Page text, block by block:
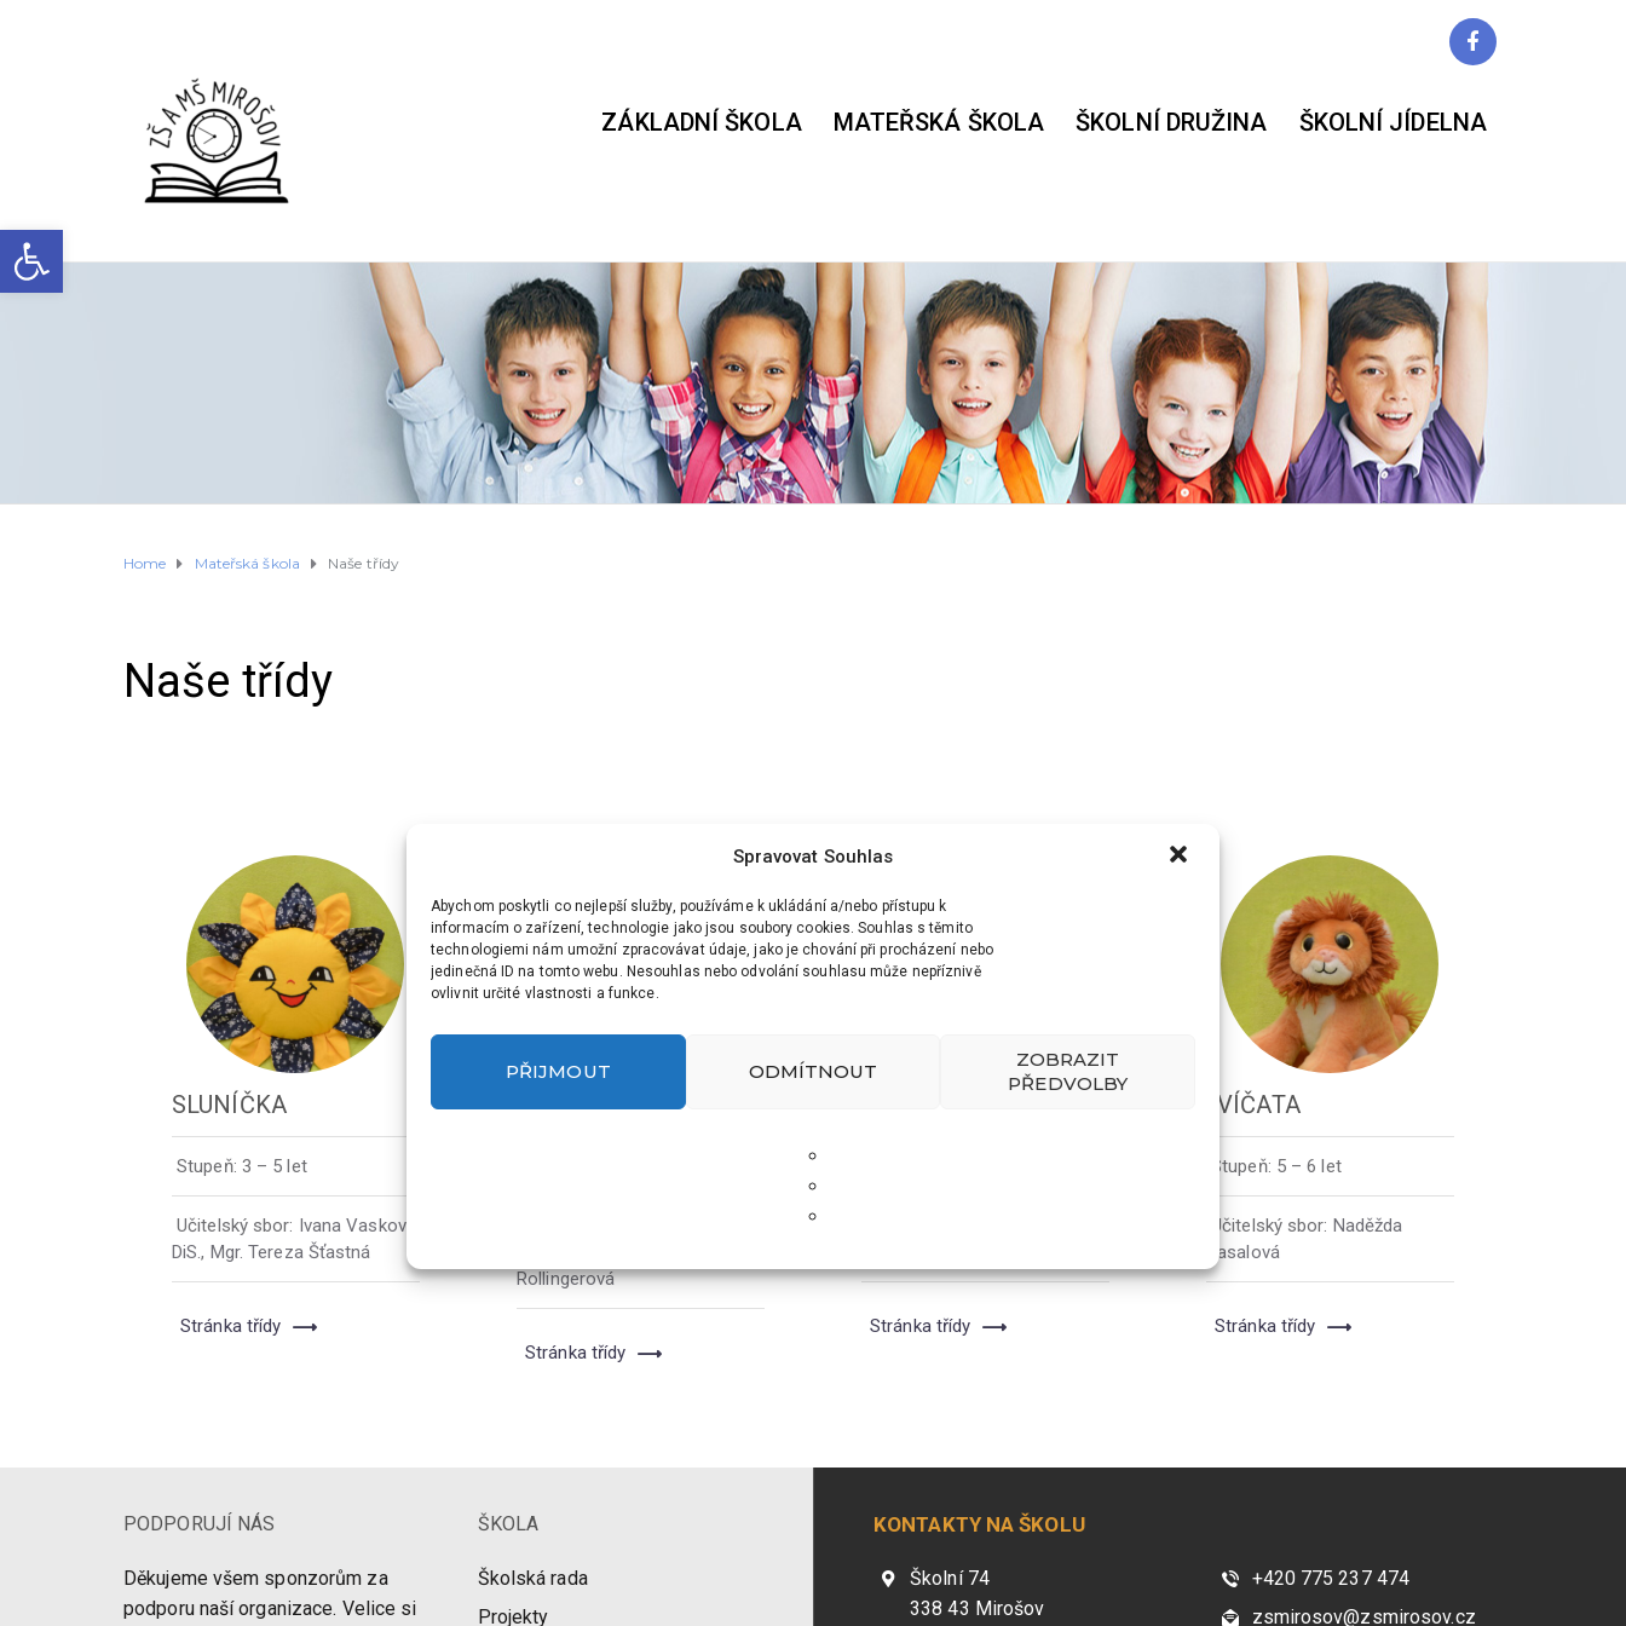
Open toolbar
Spravovat Souhlas
Abychom poskytli co nejlepší služby, používáme k ukládání a/nebo přístupu k
informacím o zařízení, technologie jako jsou soubory cookies. Souhlas s těmito
technologiemi nám umožní zpracovávat údaje, jako je chování při procházení nebo
jedinečná ID na tomto webu. Nesouhlas nebo odvolání souhlasu může nepříznivě
ovlivnit určité vlastnosti a funkce.
PŘIJMOUT ODMÍTNOUT
ZOBRAZIT
PŘEDVOLBY
ZÁKLADNÍ ŠKOLA MATEŘSKÁ ŠKOLA ŠKOLNÍ DRUŽINA ŠKOLNÍ JÍDELNA
Home Mateřská škola Naše třídy
Naše třídy
SLUNÍČKA
Stupeň: 3 – 5 let
Učitelský sbor: Ivana Vasková,
DiS., Mgr. Tereza Šťastná
Stránka třídy
VČELIČKY
Rollingerová
Stránka třídy
Stránka třídy
LVÍČATA
Stupeň: 5 – 6 let
Učitelský sbor: Naděžda
Kasalová
Stránka třídy
PODPORUJÍ NÁS
Děkujeme všem sponzorům za
podporu naší organizace. Velice si
ŠKOLA
Školská rada
Projekty
KONTAKTY NA ŠKOLU
Školní 74
338 43 Mirošov
+420 775 237 474
zsmirosov@zsmirosov.cz